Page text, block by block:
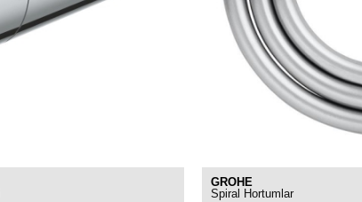
GROHE
Spiral Hortumlar